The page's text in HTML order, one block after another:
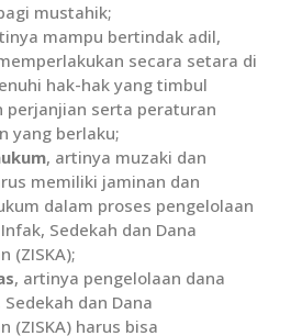
mustahik;
mampu bertindak adil,
secara setara di
hak-hak yang timbul
perjanjian serta peraturan
yang berlaku;
, artinya muzaki dan
memiliki jaminan dan
dalam proses pengelolaan
Sedekah dan Dana
(ZISKA);
, artinya pengelolaan dana
dan Dana
(ZISKA) harus bisa